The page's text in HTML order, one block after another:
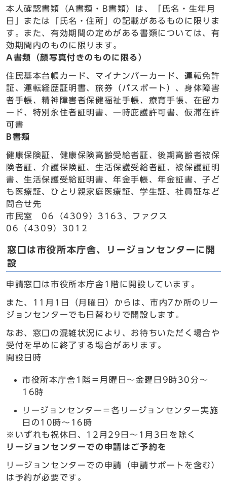
本人確認書類（A書類・B書類）は、「氏名・生年月
日」または「氏名・住所」の記載があるものに限りま
す。また、有効期間の定めがある書類については、有
効期間内のものに限ります。
A書類（顔写真付きのものに限る）
住民基本台帳カード、マイナンバーカード、運転免許
証、運転経歴証明書、旅券（パスポート）、身体障害
者手帳、精神障害者保健福祉手帳、療育手帳、在留カ
ード、特別永住者証明書、一時庇護許可書、仮滞在許
可書
B書類
健康保険証、健康保険高齢受給者証、後期高齢者被保
険者証、介護保険証、生活保護受給者証、被保護証明
書、生活保護受給証明書、年金手帳、年金証書、子ど
も医療証、ひとり親家庭医療証、学生証、社員証など
問合せ先
市民室 06（4309）3163、ファクス
06（4309）3012
窓口は市役所本庁舎、リージョンセンターに開
設
申請窓口は市役所本庁舎1階に開設しています。
また、11月1日（月曜日）からは、市内7か所のリー
ジョンセンターでも日替わりで開設します。
なお、窓口の混雑状況により、お待ちいただく場合や
受付を早めに終了する場合があります。
開設日時
市役所本庁舎1階＝月曜日～金曜日9時30分～
16時
リージョンセンター＝各リージョンセンター実施
日の10時～16時
※いずれも祝休日、12月29日～1月3日を除く
リージョンセンターでの申請はご予約を
リージョンセンターでの申請（申請サポートを含む）
は予約が必要です。